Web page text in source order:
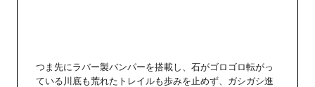
つま先にラバー製バンパーを搭載し、石がゴロゴロ転がっ
ている川底も荒れたトレイルも歩みを止めず、ガシガシ進